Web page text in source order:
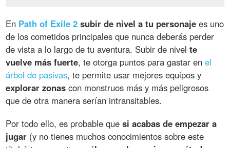
En Path of Exile 2 subir de nivel a tu personaje es uno
de los cometidos principales que nunca deberás perder
de vista a lo largo de tu aventura. Subir de nivelte
vuelve más fuerte, te otorga puntos para gastar enel
árbol de pasivas, te permite usar mejores equipos y
explorar zonas con monstruos más y más peligrosos
que de otra manera serían intransitables.
Por todo ello, es probable quesi acabas de empezar a
jugar (y no tienes muchos conocimientos sobre este